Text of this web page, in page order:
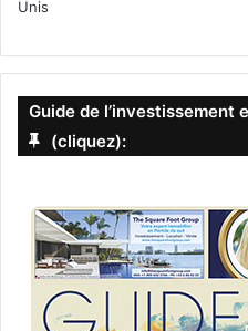
Unis
Guide de l’investissement
(cliquez):